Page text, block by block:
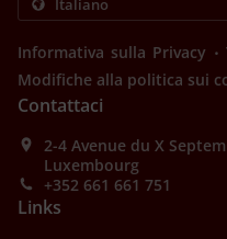
Informativa sulla Privacy .
Modifiche alla politica sui
Contattaci
2-4 Avenue du X
Luxembourg
+352 661 661 751
Links